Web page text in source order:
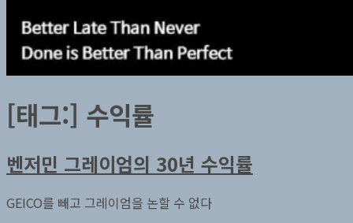
[태그:] 수익률
벤저민 그레이엄의 30년 수익률
GEICO를 빼고 그레이엄을 논할 수 없다